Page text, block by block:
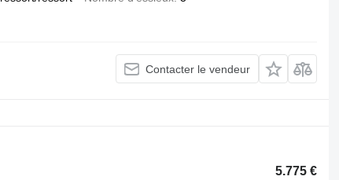
Contacter le vendeur
5.775 €